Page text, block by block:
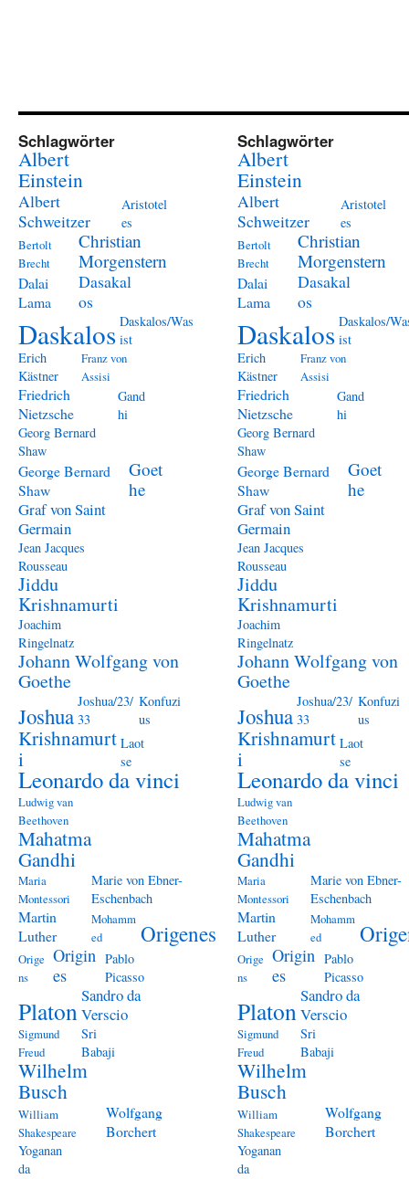
Schlagwörter
Albert
Einstein
Albert
Schweitzer
Aristotel
es
Bertolt
Brecht
Christian
Morgenstern
Dalai
Lama
Dasakal
os
Daskalos Daskalos/Was
ist
Erich
Kästner
Franz von
Assisi
Friedrich
Nietzsche
Gand
hi
Georg Bernard
Shaw
George Bernard
Shaw
Goet
he
Graf von Saint
Germain
Jean Jacques
Rousseau
Jiddu
Krishnamurti
Joachim
Ringelnatz
Johann Wolfgang von
Goethe
Joshua
Joshua/23/
33
Konfuzi
us
Krishnamurt
i
Laot
se
Leonardo da vinci
Ludwig van
Beethoven
Mahatma
Gandhi
Maria
Montessori
Marie von Ebner-
Eschenbach
Martin
Luther
Mohamm
ed
Origenes
Orige
ns
Origin
es
Pablo
Picasso
Platon
Sandro da
Verscio
Sigmund
Freud
Sri
Babaji
Wilhelm
Busch
William
Shakespeare
Wolfgang
Borchert
Yoganan
da
Schlagwörter
Albert
Einstein
Albert
Schweitzer
Aristotel
es
Bertolt
Brecht
Christian
Morgenstern
Dalai
Lama
Dasakal
os
Daskalos Daskalos/
ist
Erich
Kästner
Franz von
Assisi
Friedrich
Nietzsche
Gand
hi
Georg Bernard
Shaw
George Bernard
Shaw
Goet
he
Graf von Saint
Germain
Jean Jacques
Rousseau
Jiddu
Krishnamurti
Joachim
Ringelnatz
Johann Wolfgang von
Goethe
Joshua
Joshua/23/
33
Konfuzi
us
Krishnamurt
i
Laot
se
Leonardo da vinci
Ludwig van
Beethoven
Mahatma
Gandhi
Maria
Montessori
Marie von Ebner-
Eschenbach
Martin
Luther
Mohamm
ed
Orige
ns
Origin
es
Pablo
Picasso
Platon
Sandro da
Verscio
Sigmund
Freud
Sri
Babaji
Wilhelm
Busch
William
Shakespeare
Wolfgang
Borchert
Yoganan
da